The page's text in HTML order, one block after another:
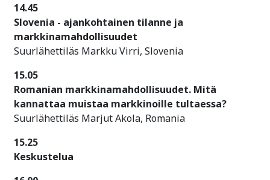
14.45
Slovenia - ajankohtainen tilanne ja
markkinamahdollisuudet
Suurlähettiläs Markku Virri, Slovenia
15.05
Romanian markkinamahdollisuudet. Mitä
kannattaa muistaa markkinoille tultaessa?
Suurlähettiläs Marjut Akola, Romania
15.25
Keskustelua